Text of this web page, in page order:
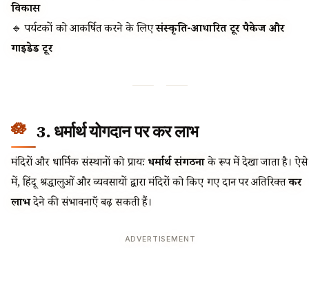
विकास
🔹 पर्यटकों को आकर्षित करने के लिएसंस्कृति-आधारित टूर पैकेज और
गाइडेड टूर
3. धर्मार्थ योगदान पर कर लाभ
मंदिरों और धार्मिक संस्थानों को प्रायःधर्मार्थ संगठनोंके रूप में देखा जाता है। ऐसे
में, हिंदू श्रद्धालुओं और व्यवसायों द्वारा मंदिरों को किए गए दान पर अतिरिक्तकर
लाभदेने की संभावनाएँ बढ़ सकती हैं।
ADVERTISEMENT